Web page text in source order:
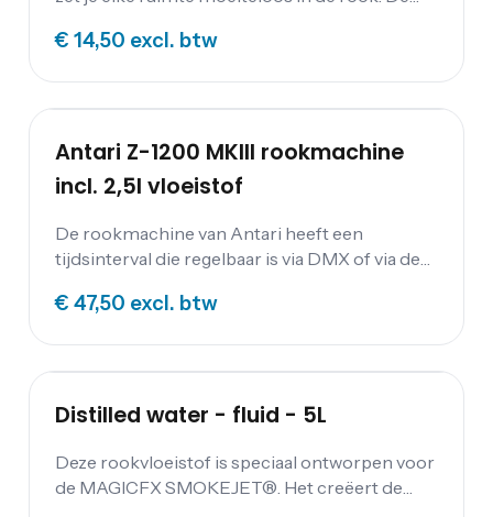
feesten en evenementen. Je bedient deze
€ 14,50 excl. btw
Antari Z-1200 MKIII rookmachine
incl. 2,5l vloeistof
De rookmachine van Antari heeft een
tijdsinterval die regelbaar is via DMX of via de
temperatuurcontrole ruikt de rook niet
vloeistof.
€ 47,50 excl. btw
Distilled water - fluid - 5L
Deze rookvloeistof is speciaal ontworpen voor
de MAGICFX SMOKEJET®. Het creëert de